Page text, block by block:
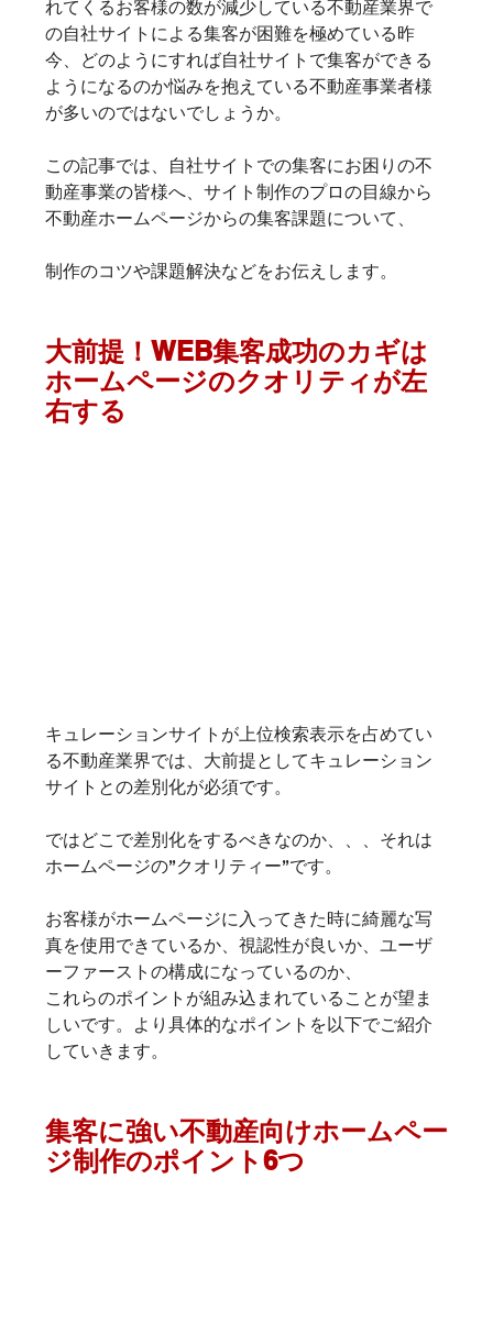
れてくるお客様の数が減少している不動産業界で
の自社サイトによる集客が困難を極めている昨
今、どのようにすれば自社サイトで集客ができる
ようになるのか悩みを抱えている不動産事業者様
が多いのではないでしょうか。
この記事では、自社サイトでの集客にお困りの不
動産事業の皆様へ、サイト制作のプロの目線から
不動産ホームページからの集客課題について、
大前提！WEB集客成功のカギは
ホームページのクオリティが左
右する
キュレーションサイトが上位検索表示を占めてい
る不動産業界では、大前提としてキュレーション
サイトとの差別化が必須です。
ではどこで差別化をするべきなのか、、、それは
ホームページの”クオリティー”です。
お客様がホームページに入ってきた時に綺麗な写
真を使用できているか、視認性が良いか、ユーザ
ーファーストの構成になっているのか、
これらのポイントが組み込まれていることが望ま
しいです。より具体的なポイントを以下でご紹介
していきます。
集客に強い不動産向けホームペー
ジ制作のポイント6つ